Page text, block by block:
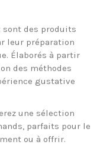
des produits
leur préparation
Élaborés à partir
des méthodes
gustative
une sélection
parfaits pour le
ou à offrir.